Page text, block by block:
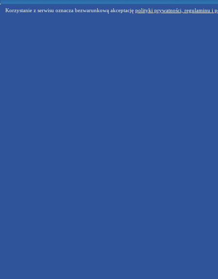
Korzystanie z serwisu oznacza bezwarunkową akceptację polityki prywatności, regulaminu i